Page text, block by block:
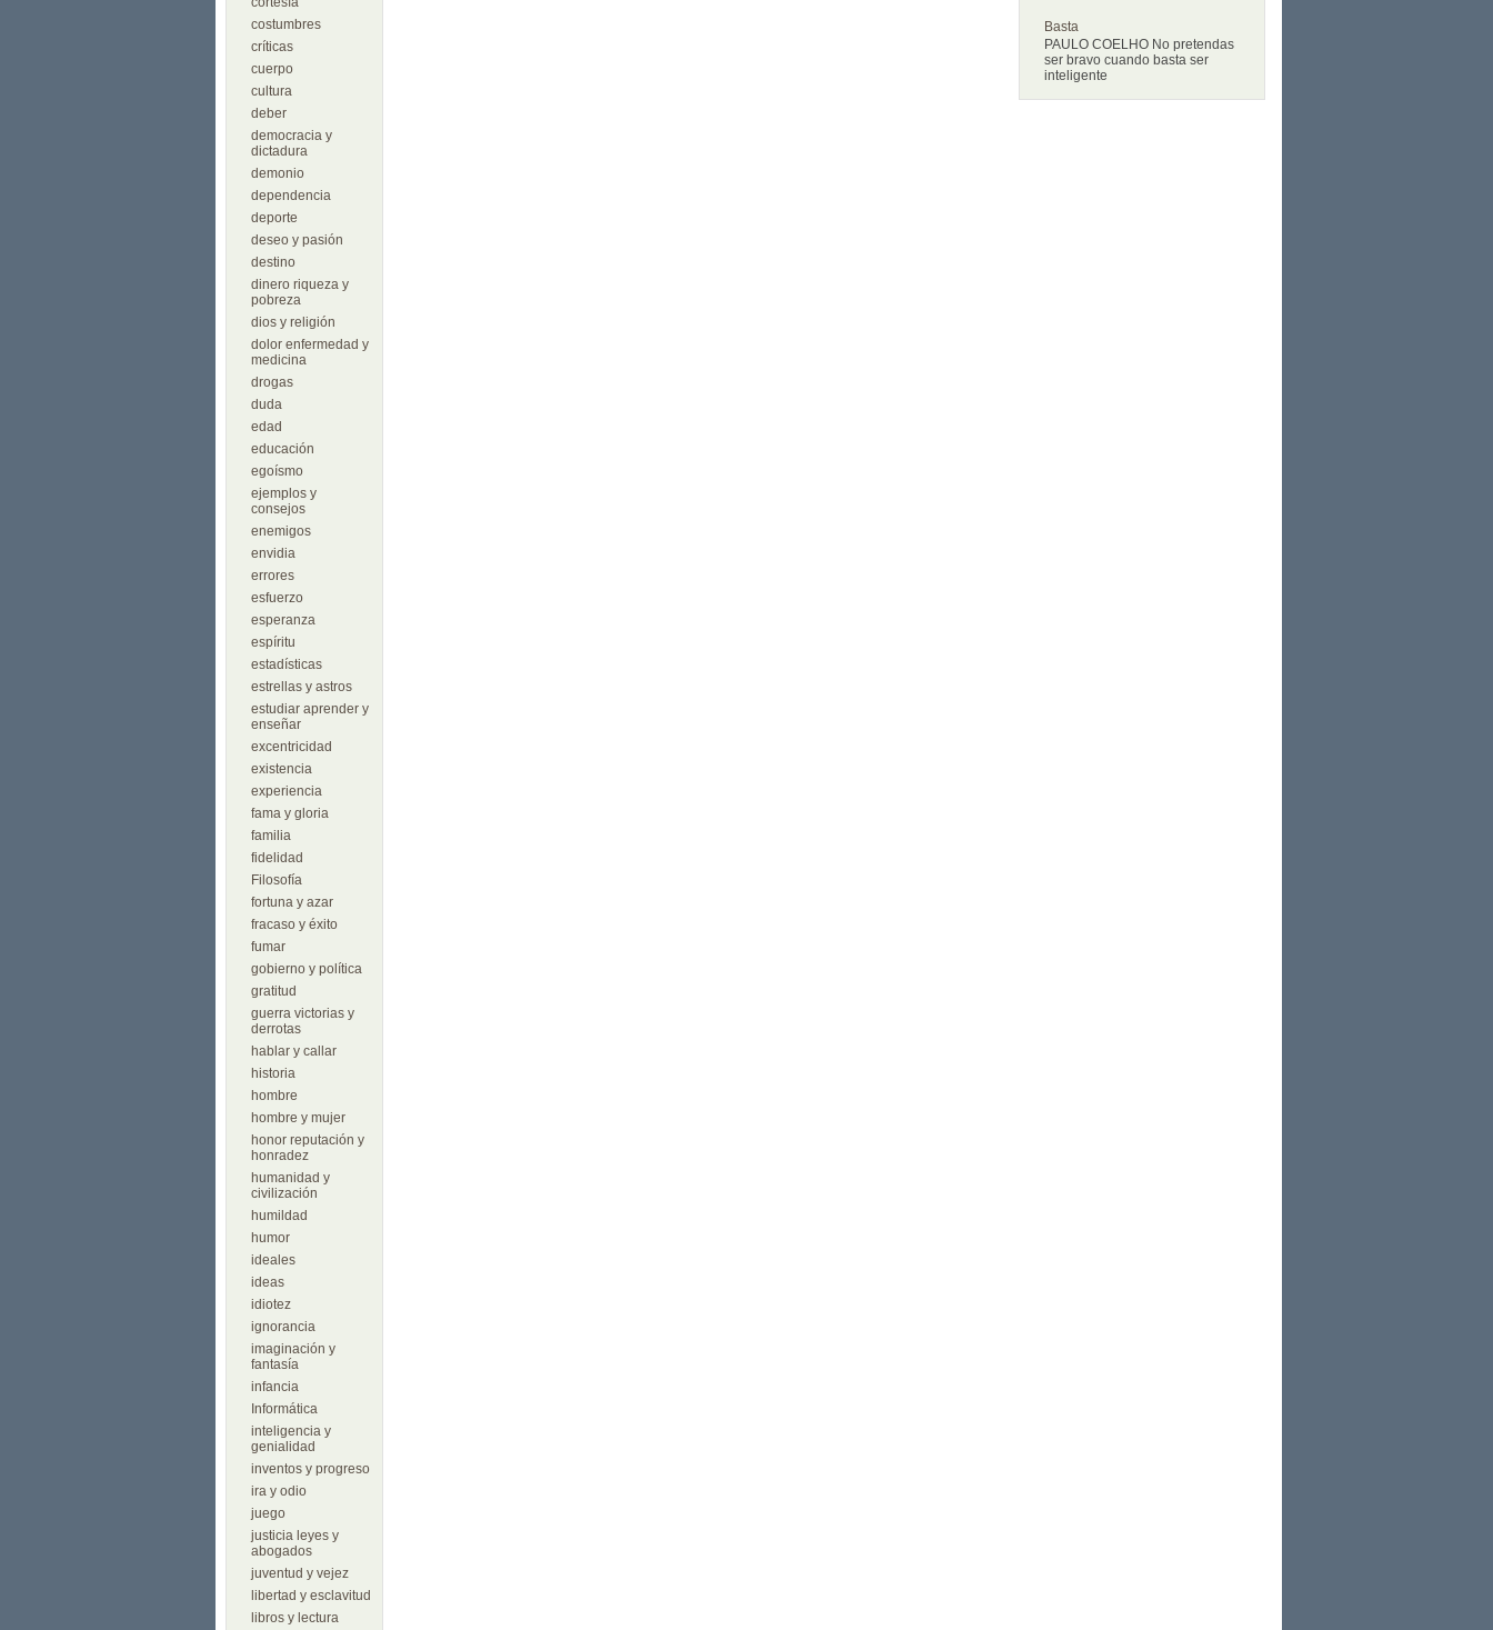
costumbres
críticas
cuerpo
cultura
deber
democracia y
dictadura
demonio
dependencia
deporte
deseo y pasión
destino
dinero riqueza y
pobreza
dios y religión
dolor enfermedad y
medicina
drogas
duda
edad
educación
egoísmo
ejemplos y
consejos
enemigos
envidia
errores
esfuerzo
esperanza
espíritu
estadísticas
estrellas y astros
estudiar aprender y
enseñar
excentricidad
existencia
experiencia
fama y gloria
familia
fidelidad
Filosofía
fortuna y azar
fracaso y éxito
fumar
gobierno y política
gratitud
guerra victorias y
derrotas
hablar y callar
historia
hombre
hombre y mujer
honor reputación y
honradez
humanidad y
civilización
humildad
humor
ideales
ideas
idiotez
ignorancia
imaginación y
fantasía
infancia
Informática
inteligencia y
genialidad
inventos y progreso
ira y odio
juego
justicia leyes y
abogados
juventud y vejez
libertad y esclavitud
libros y lectura
Basta
PAULO COELHO No pretendas
ser bravo cuando basta ser
inteligente